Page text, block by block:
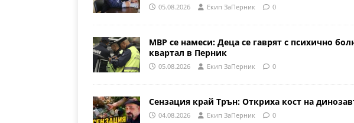
05.08.2026 Eкип ЗаПерник 0
МВР се намеси: Деца се гаврят с психично
квартал в Перник
05.08.2026 Eкип ЗаПерник 0
Сензация край Трън: Откриха кост на
04.08.2026 Eкип ЗаПерник 0